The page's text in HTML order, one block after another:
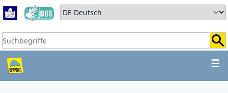
Zum Hauptbereich springen
Zum Hauptmenü springen
Sprache auswählen:
Suchbegriffe:
☰
ZUM HAUPTBEREICH